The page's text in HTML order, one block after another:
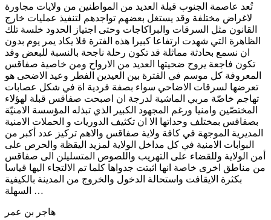
تُعد عاصمة الجنوب قبلة العديد من المواطنين من ولايات مجاورة
لاغراض مختلفة وقد يستغل بعضهم تواجدهم لتنفيذ عمليات خارج
القانون مثل السرقات والبراكاجات وحتى اجتياز الحدود خلسة تلك
الظاهرة التي شهدت ارتفاعا كبيرا هذه الفترة فلا يكاد يمر يوم بدون
ان نسمع بحادثة مماثلة قد تكون رحلة ناجحة بالنسبة للبعض وقد
تكون فاجعة يروح ضحيتها العديد من الارواح ومن خاصية صفاقس
المعروفة كل موسم في الفترة بين العيدين الفطر وعيد الاضحى هو
تعرضها لسرقات الاضاحي سواء بصفة فردية اة في شكل عصابات
تهاجم خاصّة مربي الماشية لدرجة ان اصبحت صفاقس قبلة لهؤلاء
المختصّين وامنيا ورغم المجهود الكبير الذي تبذله المؤسسة الامنيّة
بصفاقس بمختلف وحداتها الا ان تكثيف الدوريات و الحملات الامنية
المديرية الموجهة في كافة ولاية صفاقس والاهم تركيز عدد أكبر من
البوابات الامنية في كل مداخل الولاية لمزيد اليقظة والحرص على
أمن الولاية وللقضاء على التهريب واللصوص المتسليلن الى صفاقس
من مناطق اخرى خاصة انها اثبتت جدواها كلما تم الالتجاء اليها قياسا
بكثرة الايقافت واستحالة الدخول والخروج من المدينة بالكيفية
السهلة …
هاجر بن عمر